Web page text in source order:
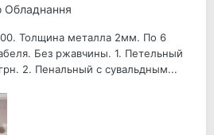
Обладнання
Толщина металла 2мм. По 6
Без ржавчины. 1. Петельный
2. Пенальный с сувальдным...